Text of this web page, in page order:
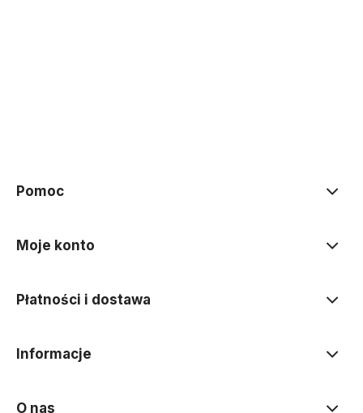
Pomoc
Moje konto
Płatności i dostawa
Informacje
O nas